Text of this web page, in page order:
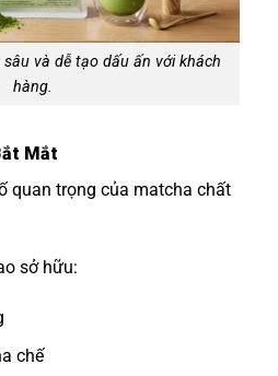
và dễ tạo dấu ấn với khách
hàng.
Mắt
quan trọng của matcha chất
sở hữu:
chế